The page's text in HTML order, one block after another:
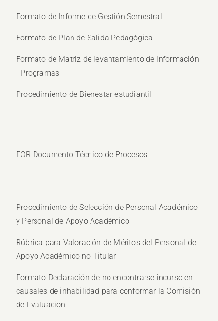
Formato de Informe de Gestión Semestral
Formato de Plan de Salida Pedagógica
Formato de Matriz de levantamiento de Información
- Programas
Procedimiento de Bienestar estudiantil
FOR Documento Técnico de Procesos
Procedimiento de Selección de Personal Académico
y Personal de Apoyo Académico
Rúbrica para Valoración de Méritos del Personal de
Apoyo Académico no Titular
Formato Declaración de no encontrarse incurso en
causales de inhabilidad para conformar la Comisión
de Evaluación